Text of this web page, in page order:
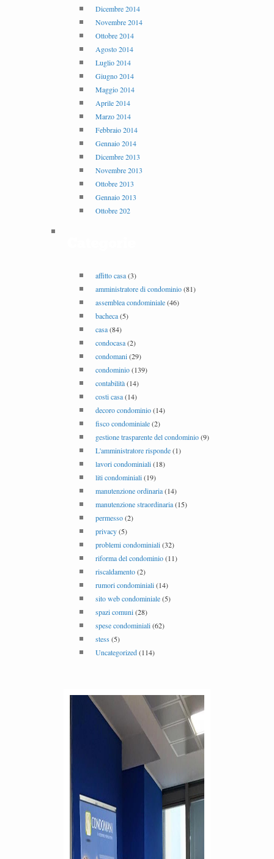
Dicembre 2014
Novembre 2014
Ottobre 2014
Agosto 2014
Luglio 2014
Giugno 2014
Maggio 2014
Aprile 2014
Marzo 2014
Febbraio 2014
Gennaio 2014
Dicembre 2013
Novembre 2013
Ottobre 2013
Gennaio 2013
Ottobre 202
affitto casa(3)
amministratore di condominio(81)
assemblea condominiale(46)
bacheca(5)
casa(84)
condocasa(2)
condomani(29)
condominio(139)
contabilità(14)
costi casa(14)
decoro condominio(14)
fisco condominiale(2)
gestione trasparente del condominio(9)
L'amministratore risponde(1)
lavori condominiali(18)
liti condominiali(19)
manutenzione ordinaria(14)
manutenzione straordinaria(15)
permesso(2)
privacy(5)
problemi condominiali(32)
riforma del condominio(11)
riscaldamento(2)
rumori condominiali(14)
sito web condominiale(5)
spazi comuni(28)
spese condominiali(62)
stess(5)
Uncategorized(114)